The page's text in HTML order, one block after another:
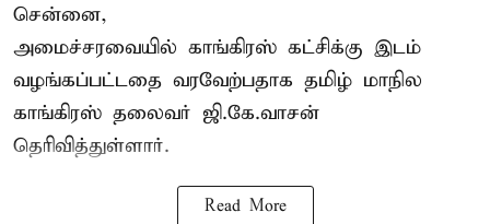
சென்னை,
அமைச்சரவையில் காங்கிரஸ் கட்சிக்கு இடம்
வழங்கப்பட்டதை வரவேற்பதாக தமிழ் மாநில
காங்கிரஸ் தலைவர் ஜி.கே.வாசன்
தெரிவித்துள்ளார்.
Read More